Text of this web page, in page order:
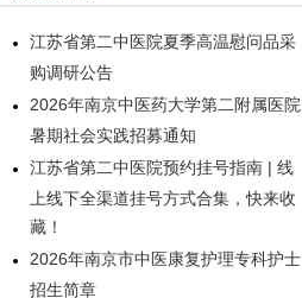
江苏省第二中医院夏季高温慰问品采
购调研公告
2026年南京中医药大学第二附属医院
暑期社会实践招募通知
江苏省第二中医院预约挂号指南 | 线
上线下全渠道挂号方式合集，快来收
藏！
2026年南京市中医康复护理专科护士
招生简章